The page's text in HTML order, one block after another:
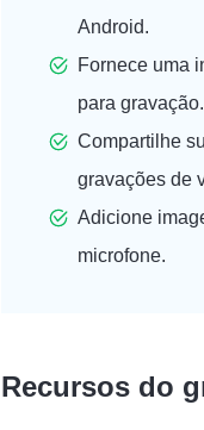
Android.
Fornece uma
para gravação.
Compartilhe
gravações de
Adicione
microfone.
Recursos do